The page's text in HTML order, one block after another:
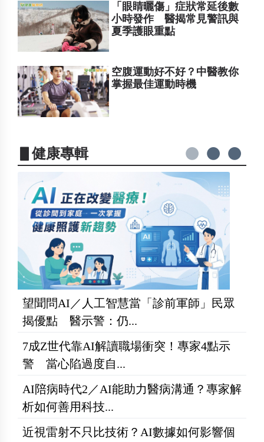
「眼睛曬傷」症狀常延後數
小時發作 醫揭常見警訊與
夏季護眼重點
空腹運動好不好？中醫教你
掌握最佳運動時機
▋健康專輯
望聞問AI／人工智慧當「診前軍師」民眾
揭優點 醫示警：仍...
7成Z世代靠AI解讀職場衝突！專家4點示
警 當心陷過度自...
AI陪病時代2／AI能助力醫病溝通？專家解
析如何善用科技...
近視雷射不只比技術？AI數據如何影響個